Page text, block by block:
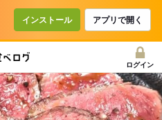
インストール アプリで開く
ログイン
えるクーポン
せず予約する